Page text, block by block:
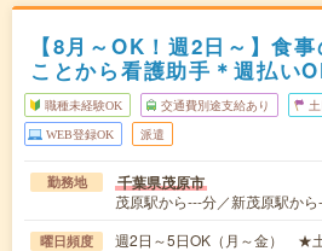
【8月～OK！週2日～】食
ことから看護助手＊週払い
職種未経験OK 交通費別途支給あり
WEB登録OK 派遣
勤務地 千葉県茂原市
茂原駅から---分／新茂原駅か
曜日頻度 週2日～5日OK（月～金） ★